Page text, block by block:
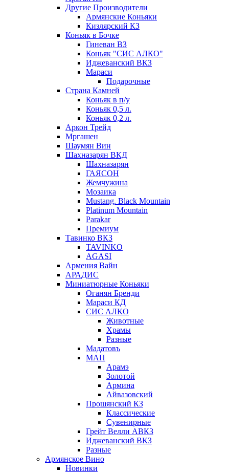
Другие Производители
Армянские Коньяки
Кизлярский КЗ
Коньяк в Бочке
Гиневан ВЗ
Коньяк "СИС АЛКО"
Иджеванский ВКЗ
Мараси
Подарочные
Страна Камней
Коньяк в п/у
Коньяк 0,5 л.
Коньяк 0,2 л.
Аркон Трейд
Мргашен
Шаумян Вин
Шахназарян ВКД
Шахназарян
ГАЯСОН
Жемчужина
Мозаика
Mustang. Black Mountain
Platinum Mountain
Parakar
Премиум
Тавинко ВКЗ
TAVINKO
AGASI
Армения Вайн
АРАДИС
Миниатюрные Коньяки
Оганян Бренди
Мараси КД
СИС АЛКО
Животные
Храмы
Разные
Мадатовъ
МАП
Арамэ
Золотой
Армина
Айвазовский
Прошянский КЗ
Классические
Сувенирные
Грейт Велли АВКЗ
Иджеванский ВКЗ
Разные
Армянское Вино
Новинки